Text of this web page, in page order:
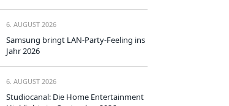
6. AUGUST 2026
Samsung bringt LAN-Party-Feeling ins
Jahr 2026
6. AUGUST 2026
Studiocanal: Die Home Entertainment